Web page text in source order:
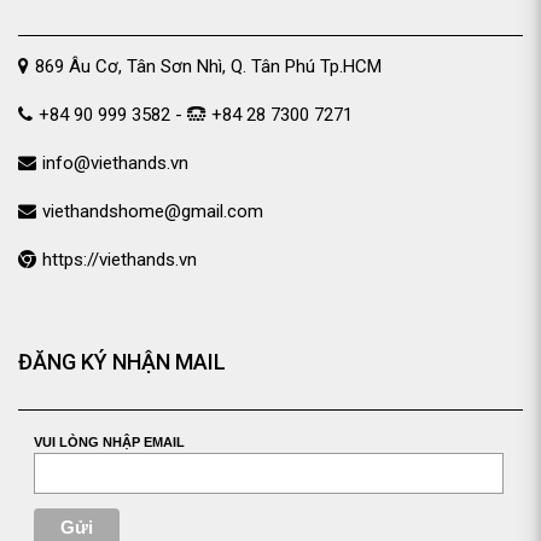
869 Âu Cơ, Tân Sơn Nhì, Q. Tân Phú Tp.HCM
+84 90 999 3582 - +84 28 7300 7271
info@viethands.vn
viethandshome@gmail.com
https://viethands.vn
ĐĂNG KÝ NHẬN MAIL
VUI LÒNG NHẬP EMAIL